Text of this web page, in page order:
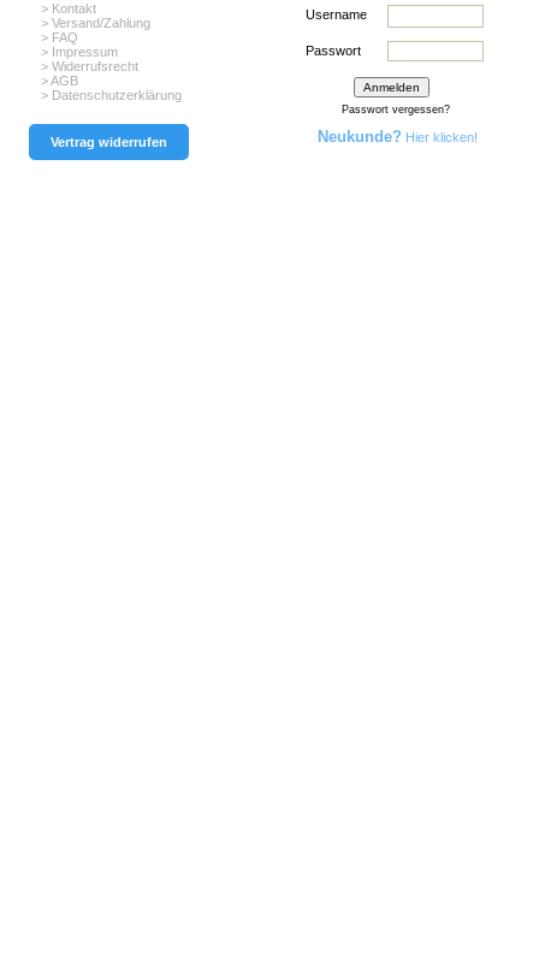
> Kontakt
> Versand/Zahlung
> FAQ
> Impressum
> Widerrufsrecht
> AGB
> Datenschutzerklärung
Vertrag widerrufen
Username
Passwort
Passwort vergessen?
Neukunde? Hier klicken!